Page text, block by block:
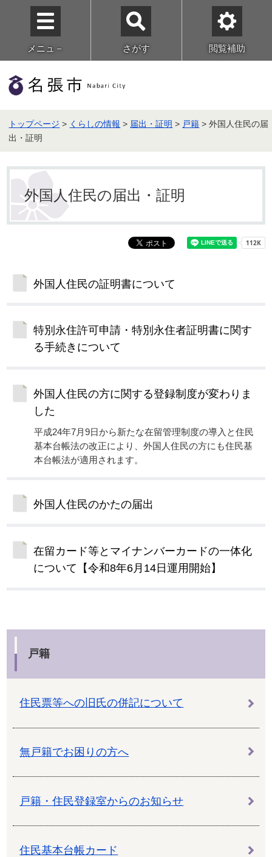
メニュ－ さがす 閲覧補助
トップページ > くらしの情報 > 届出・証明 > 戸籍 > 外国人住民の届
出・証明
外国人住民の届出・証明
外国人住民の証明書について
特別永住許可申請・特別永住者証明書に関す
る手続きについて
外国人住民の方に関する登録制度が変わりま
した
平成24年7月9日から新たな在留管理制度の導入と住民
基本台帳法の改正により、外国人住民の方にも住民基
本台帳法が適用されます。
外国人住民のかたの届出
在留カード等とマイナンバーカードの一体化
について【令和8年6月14日運用開始】
戸籍
住民票等への旧氏の併記について
無戸籍でお困りの方へ
戸籍・住民登録室からのお知らせ
住民基本台帳カード